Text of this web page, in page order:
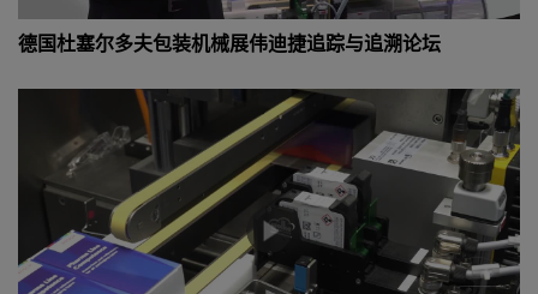
德国杜塞尔多夫包装机械展伟迪捷追踪与追溯论坛